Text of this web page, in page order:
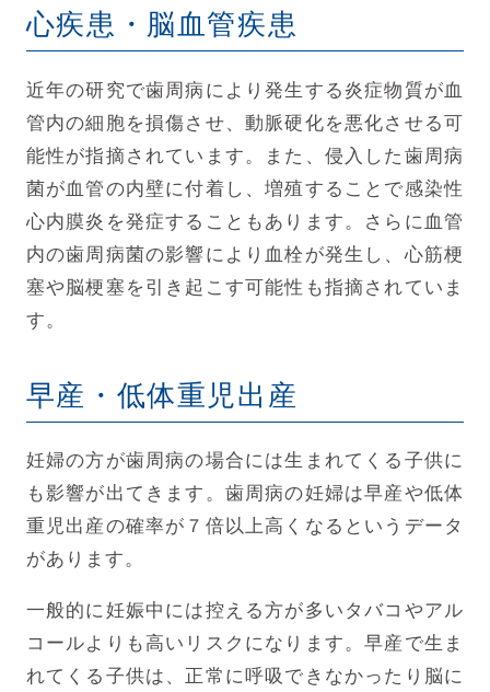
心疾患・脳血管疾患
近年の研究で歯周病により発生する炎症物質が血
管内の細胞を損傷させ、動脈硬化を悪化させる可
能性が指摘されています。
また、侵入した歯周病
菌が血管の内壁に付着し、増殖することで感染性
心内膜炎を発症することもあります。 さらに血管
内の歯周病菌の影響により血栓が発生し、心筋梗
塞や脳梗塞を引き起こす可能性も指摘されていま
す。
早産・低体重児出産
妊婦の方が歯周病の場合には生まれてくる子供に
も影響が出てきます。 歯周病の妊婦は早産や低体
重児出産の確率が７倍以上高くなるというデータ
があります。
一般的に妊娠中には控える方が多いタバコやアル
コールよりも高いリスクになります。早産で生ま
れてくる子供は、正常に呼吸できなかったり脳に